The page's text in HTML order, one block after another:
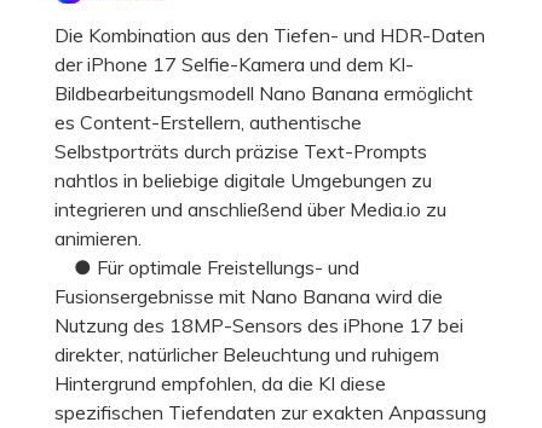
Die Kombination aus den Tiefen- und HDR-Daten
der iPhone 17 Selfie-Kamera und dem KI-
Bildbearbeitungsmodell Nano Banana ermöglicht
es Content-Erstellern, authentische
Selbstporträts durch präzise Text-Prompts
nahtlos in beliebige digitale Umgebungen zu
integrieren und anschließend über Media.io zu
animieren.
● Für optimale Freistellungs- und
Fusionsergebnisse mit Nano Banana wird die
Nutzung des 18MP-Sensors des iPhone 17 bei
direkter, natürlicher Beleuchtung und ruhigem
Hintergrund empfohlen, da die KI diese
spezifischen Tiefendaten zur exakten Anpassung